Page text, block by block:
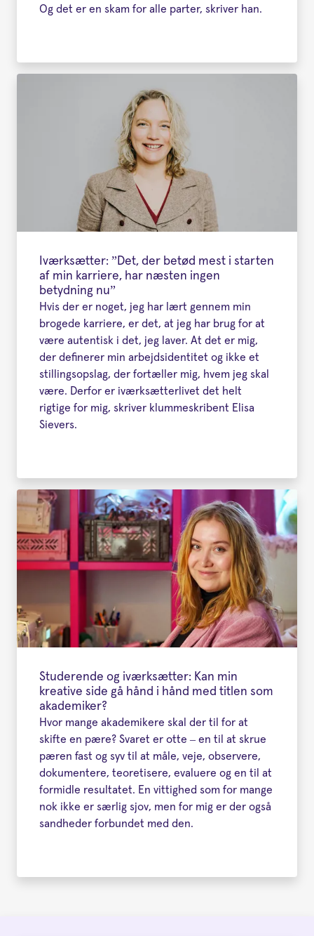
Og det er en skam for alle parter, skriver han.
Iværksætter: ”Det, der betød mest i starten
af min karriere, har næsten ingen
betydning nu”
Hvis der er noget, jeg har lært gennem min
brogede karriere, er det, at jeg har brug for at
være autentisk i det, jeg laver. At det er mig,
der definerer min arbejdsidentitet og ikke et
stillingsopslag, der fortæller mig, hvem jeg skal
være. Derfor er iværksætterlivet det helt
rigtige for mig, skriver klummeskribent Elisa
Sievers.
Studerende og iværksætter: Kan min
kreative side gå hånd i hånd med titlen som
akademiker?
Hvor mange akademikere skal der til for at
skifte en pære? Svaret er otte – en til at skrue
pæren fast og syv til at måle, veje, observere,
dokumentere, teoretisere, evaluere og en til at
formidle resultatet. En vittighed som for mange
nok ikke er særlig sjov, men for mig er der også
sandheder forbundet med den.